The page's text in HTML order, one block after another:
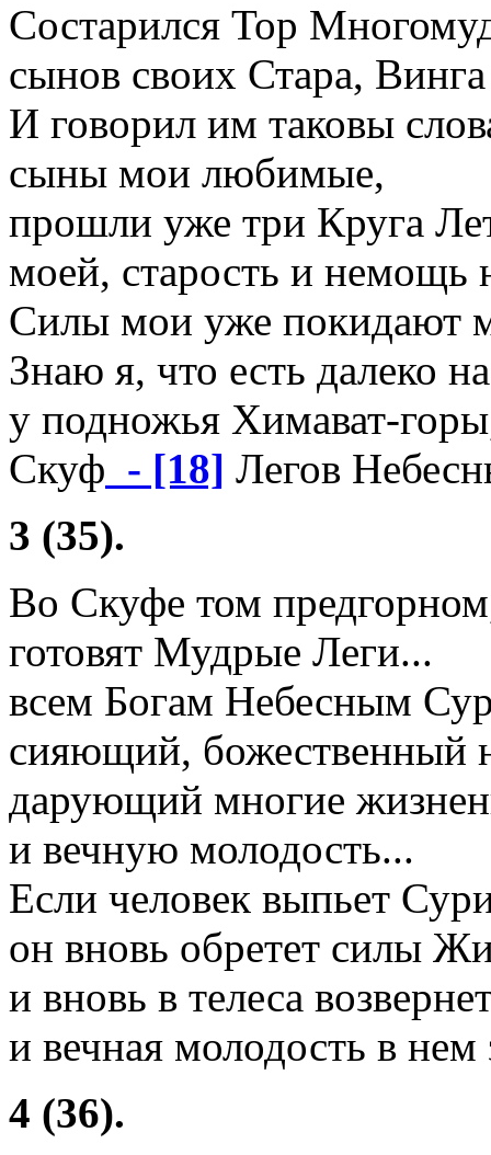
Состарился Тор
сынов своих Стара,
И говорил им таковы
сыны мои любимые,
прошли уже три Круга
моей, старость и немощь
Силы мои уже покидают
Знаю я, что есть далеко
у подножья Химават-
Скуф - [18] Легов
3 (35).
Во Скуфе том
готовят Мудрые Леги...
всем Богам Небесным
сияющий, божественный
дарующий многие
и вечную молодость...
Если человек выпьет
он вновь обретет силы
и вновь в телеса
и вечная молодость в нем
4 (36).